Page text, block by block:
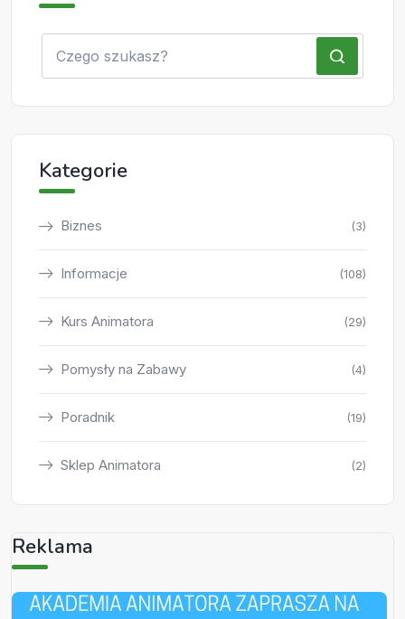
Kategorie
Biznes (3)
Informacje (108)
Kurs Animatora (29)
Pomysły na Zabawy (4)
Poradnik (19)
Sklep Animatora (2)
Reklama